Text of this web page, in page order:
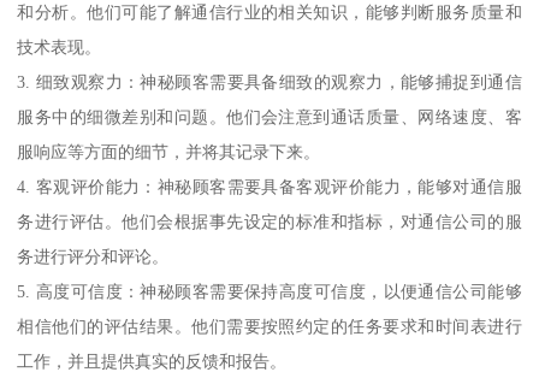
和分析。他们可能了解通信行业的相关知识，能够判断服务质量和
技术表现。
3. 细致观察力：神秘顾客需要具备细致的观察力，能够捕捉到通信
服务中的细微差别和问题。他们会注意到通话质量、网络速度、客
服响应等方面的细节，并将其记录下来。
4. 客观评价能力：神秘顾客需要具备客观评价能力，能够对通信服
务进行评估。他们会根据事先设定的标准和指标，对通信公司的服
务进行评分和评论。
5. 高度可信度：神秘顾客需要保持高度可信度，以便通信公司能够
相信他们的评估结果。他们需要按照约定的任务要求和时间表进行
工作，并且提供真实的反馈和报告。